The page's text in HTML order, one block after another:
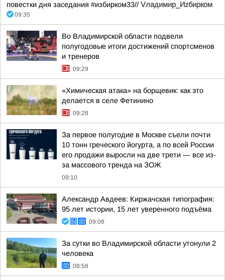
повестки дня заседания #избирком33// Vладимир_Иzбирком
09:35
Во Владимирской области подвели
полугодовые итоги достижений спортсменов
и тренеров
09:29
«Химическая атака» на борщевик: как это
делается в селе Фетинино
09:28
За первое полугодие в Москве съели почти
10 тонн греческого йогурта, а по всей России
его продажи выросли на две трети — все из-
за массового тренда на ЗОЖ
09:10
Александр Авдеев: Киржачская типография:
95 лет истории, 15 лет уверенного подъёма
09:08
За сутки во Владимирской области утонули 2
человека
08:58